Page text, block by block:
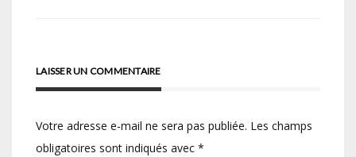
LAISSER UN COMMENTAIRE
Votre adresse e-mail ne sera pas publiée. Les champs
obligatoires sont indiqués avec *